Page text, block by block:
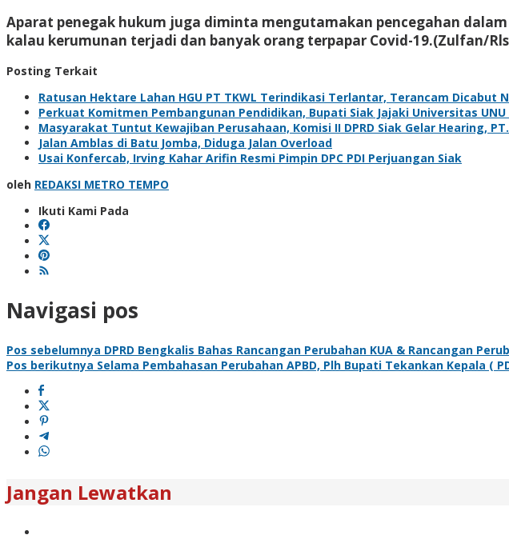
Aparat penegak hukum juga diminta mengutamakan pencegahan
kalau kerumunan terjadi dan banyak orang terpapar Covid-19.(Zulfan/
Posting Terkait
Ratusan Hektare Lahan HGU PT TKWL Terindikasi Terlantar, Terancam Dicabut
Perkuat Komitmen Pembangunan Pendidikan, Bupati Siak Jajaki Universitas
Masyarakat Tuntut Kewajiban Perusahaan, Komisi II DPRD Siak Gelar Hearing,
Jalan Amblas di Batu Jomba, Diduga Jalan Overload
Usai Konfercab, Irving Kahar Arifin Resmi Pimpin DPC PDI Perjuangan Siak
oleh REDAKSI METRO TEMPO
Ikuti Kami Pada
Navigasi pos
Pos sebelumnya DPRD Bengkalis Bahas Rancangan Perubahan KUA & Rancangan
Pos berikutnya Selama Pembahasan Perubahan APBD, Plh Bupati Tekankan Kepala (
Jangan Lewatkan